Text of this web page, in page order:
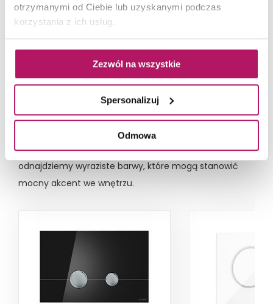
otrzymanymi od Ciebie lub uzyskanymi podczas
korzystania z ich usług.
Zezwól na wszystkie
Spersonalizuj
Odmowa
Szklany przycisk do stelaża wc
szklanym, dekoracyjnym panelem. Gładkie, szklane
tafle są idealnym uzupełnieniem nowoczesnych
aranżacji. Modele o minimalistycznym wyglądzie,
wykonane ze szkła barwionego będą delikatnym
uzupełnieniem wnętrz w każdym stylu.
producentów, poza standardowymi kolorami
odnajdziemy wyraziste barwy, które mogą stanowić
mocny akcent we wnętrzu.